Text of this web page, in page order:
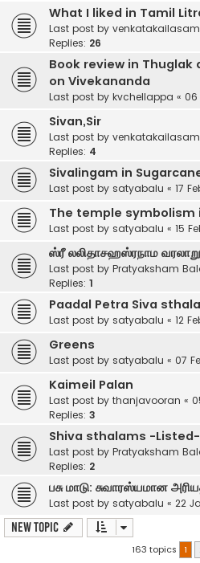
What I liked in Tamil
Last post by venkatakailasam
Replies: 26
Book review in Thuglak
on Vivekananda
Last post by kvchellappa « 06
Sivan,Sir
Last post by venkatakailasam
Replies: 4
Sivalingam in
Last post by satyabalu « 17
The temple symbolism
Last post by satyabalu « 15
ஸ்ரீ லலிதாசஹஸ்ரநாம வரலாறு
Last post by Pratyaksham
Replies: 1
Paadal Petra Siva
Last post by satyabalu « 12
Greens
Last post by satyabalu « 07
Kaimeil Palan
Last post by thanjavooran «
Replies: 3
Shiva sthalams -
Last post by Pratyaksham
Replies: 2
பசு மாடு: சுவாரஸ்யமான
Last post by satyabalu « 22
New Topic
163 topics 1